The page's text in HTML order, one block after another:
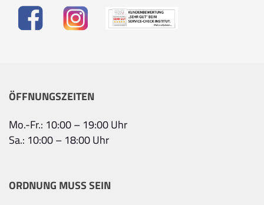
ÖFFNUNGSZEITEN
Mo.-Fr.: 10:00 – 19:00 Uhr
Sa.: 10:00 – 18:00 Uhr
ORDNUNG MUSS SEIN